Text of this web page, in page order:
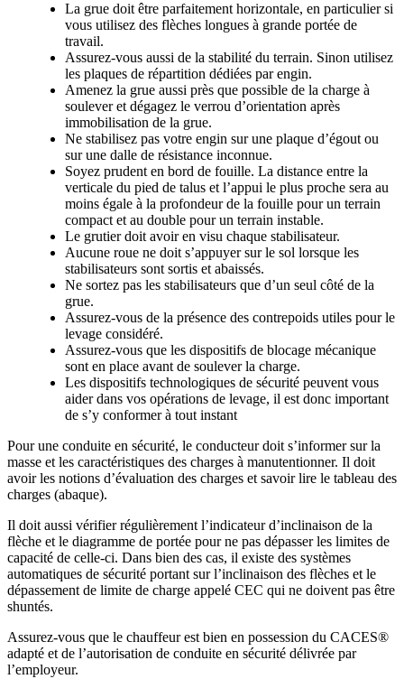
La grue doit être parfaitement horizontale, en particulier si
vous utilisez des flèches longues à grande portée de
travail.
Assurez-vous aussi de la stabilité du terrain. Sinon utilisez
les plaques de répartition dédiées par engin.
Amenez la grue aussi près que possible de la charge à
soulever et dégagez le verrou d’orientation après
immobilisation de la grue.
Ne stabilisez pas votre engin sur une plaque d’égout ou
sur une dalle de résistance inconnue.
Soyez prudent en bord de fouille. La distance entre la
verticale du pied de talus et l’appui le plus proche sera au
moins égale à la profondeur de la fouille pour un terrain
compact et au double pour un terrain instable.
Le grutier doit avoir en visu chaque stabilisateur.
Aucune roue ne doit s’appuyer sur le sol lorsque les
stabilisateurs sont sortis et abaissés.
Ne sortez pas les stabilisateurs que d’un seul côté de la
grue.
Assurez-vous de la présence des contrepoids utiles pour le
levage considéré.
Assurez-vous que les dispositifs de blocage mécanique
sont en place avant de soulever la charge.
Les dispositifs technologiques de sécurité peuvent vous
aider dans vos opérations de levage, il est donc important
de s’y conformer à tout instant
Pour une conduite en sécurité, le conducteur doit s’informer sur la
masse et les caractéristiques des charges à manutentionner. Il doit
avoir les notions d’évaluation des charges et savoir lire le tableau des
charges (abaque).
Il doit aussi vérifier régulièrement l’indicateur d’inclinaison de la
flèche et le diagramme de portée pour ne pas dépasser les limites de
capacité de celle-ci. Dans bien des cas, il existe des systèmes
automatiques de sécurité portant sur l’inclinaison des flèches et le
dépassement de limite de charge appelé CEC qui ne doivent pas être
shuntés.
Assurez-vous que le chauffeur est bien en possession du CACES®
adapté et de l’autorisation de conduite en sécurité délivrée par
l’employeur.